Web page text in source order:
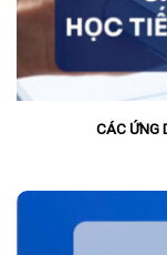
CÁC ỨNG